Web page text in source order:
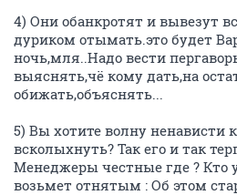
4) Они обанкротят и вывезут
дуриком отымать.это будет
ночь,мля..Надо вести
выяснять,чё кому дать,на
обижать,объяснять...
5) Вы хотите волну ненависти
всколыхнуть? Так его и так
Менеджеры честные где ? Кто
возьмет отнятым : Об этом